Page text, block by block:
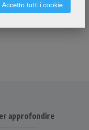
Accetto tutti i cookie
approfondire